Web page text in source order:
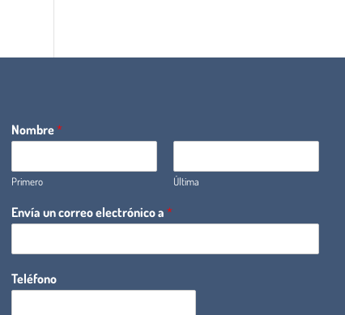
Nombre*
Primero Última
Envía un correo electrónico a*
Teléfono